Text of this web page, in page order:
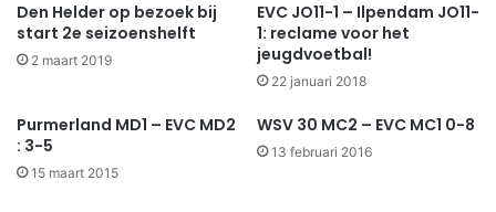
Den Helder op bezoek bij
start 2e seizoenshelft
2 maart 2019
EVC JO11-1 – Ilpendam JO11-
1: reclame voor het
jeugdvoetbal!
22 januari 2018
Purmerland MD1 – EVC MD2
: 3-5
15 maart 2015
WSV 30 MC2 – EVC MC1 0-8
13 februari 2016